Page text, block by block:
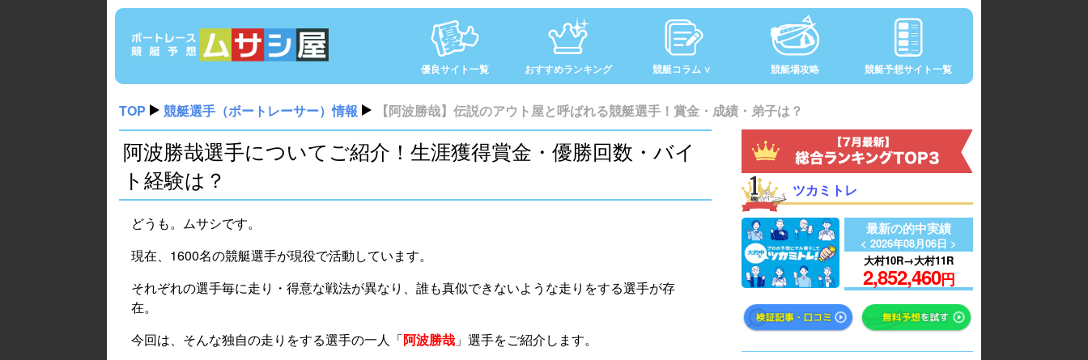
優良サイト一覧 おすすめランキング 競艇コラム 競艇場攻略 競艇予想サイト一覧
TOP 競艇選手（ボートレーサー）情報 【阿波勝哉】伝説のアウト屋と呼ばれる競艇選手！賞金・成績・弟子は？
阿波勝哉選手についてご紹介！生涯獲得賞金・優勝回数・バイ
ト経験は？
どうも。ムサシです。
現在、1600名の競艇選手が現役で活動しています。
それぞれの選手毎に走り・得意な戦法が異なり、誰も真似できないような走りをする選手が存
在。
今回は、そんな独自の走りをする選手の一人「阿波勝哉 」選手をご紹介します。
ツカミトレ
最新の的中実績
< 2026年08月06日 >
大村10R→大村11R
2,852,460円